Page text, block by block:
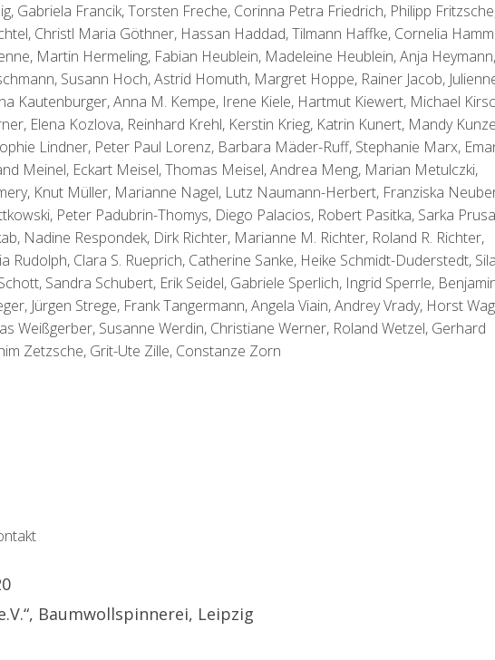
Gabriela Francik, Torsten Freche, Corinna Petra Friedrich, Philipp
Christl Maria Göthner, Hassan Haddad, Tilmann Haffke, Cornelia
Martin Hermeling, Fabian Heublein, Madeleine Heublein, Anja Heymann,
Susann Hoch, Astrid Homuth, Margret Hoppe, Rainer Jacob,
Kautenburger, Anna M. Kempe, Irene Kiele, Hartmut Kiewert, Michael
Elena Kozlova, Reinhard Krehl, Kerstin Krieg, Katrin Kunert, Mandy
Lindner, Peter Paul Lorenz, Barbara Mäder-Ruff, Stephanie Marx,
Meinel, Eckart Meisel, Thomas Meisel, Andrea Meng, Marian Metulczki,
Knut Müller, Marianne Nagel, Lutz Naumann-Herbert, Franziska
Peter Padubrin-Thomys, Diego Palacios, Robert Pasitka, Sarka
Nadine Respondek, Dirk Richter, Marianne M. Richter, Roland R. Richter,
Rudolph, Clara S. Rueprich, Catherine Sanke, Heike Schmidt-Duderstedt,
Sandra Schubert, Erik Seidel, Gabriele Sperlich, Ingrid Sperrle,
Jürgen Strege, Frank Tangermann, Angela Viain, Andrey Vrady, Horst
Weißgerber, Susanne Werdin, Christiane Werner, Roland Wetzel, Gerhard
Zetzsche, Grit-Ute Zille, Constanze Zorn
Baumwollspinnerei, Leipzig